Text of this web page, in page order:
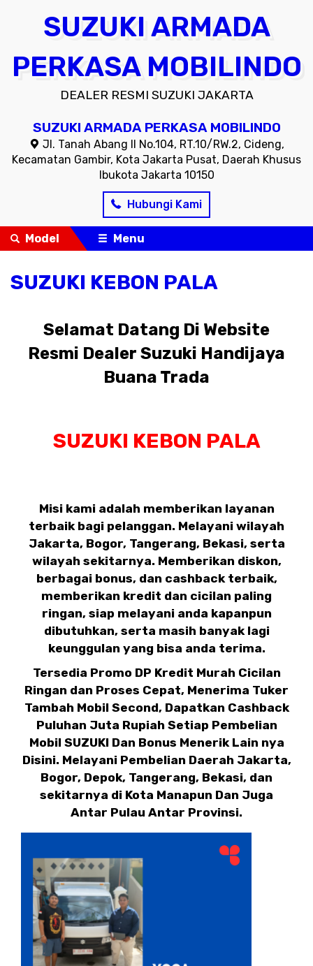
SUZUKI ARMADA
PERKASA MOBILINDO
DEALER RESMI SUZUKI JAKARTA
SUZUKI ARMADA PERKASA MOBILINDO
Jl. Tanah Abang II No.104, RT.10/RW.2, Cideng,
Kecamatan Gambir, Kota Jakarta Pusat, Daerah Khusus
Ibukota Jakarta 10150
Hubungi Kami
Model Menu
SUZUKI KEBON PALA
Selamat Datang Di Website
Resmi Dealer Suzuki Handijaya
Buana Trada
SUZUKI KEBON PALA
Misi kami adalah memberikan layanan
terbaik bagi pelanggan. Melayani wilayah
Jakarta, Bogor, Tangerang, Bekasi, serta
wilayah sekitarnya. Memberikan diskon,
berbagai bonus, dan cashback terbaik,
memberikan kredit dan cicilan paling
ringan, siap melayani anda kapanpun
dibutuhkan, serta masih banyak lagi
keunggulan yang bisa anda terima.
Tersedia Promo DP Kredit Murah Cicilan
Ringan dan Proses Cepat, Menerima Tuker
Tambah Mobil Second, Dapatkan Cashback
Puluhan Juta Rupiah Setiap Pembelian
Mobil SUZUKI Dan Bonus Menerik Lain nya
Disini. Melayani Pembelian Daerah Jakarta,
Bogor, Depok, Tangerang, Bekasi, dan
sekitarnya di Kota Manapun Dan Juga
Antar Pulau Antar Provinsi.